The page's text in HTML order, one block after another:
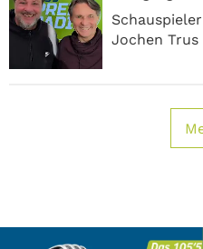
Jochen Trus